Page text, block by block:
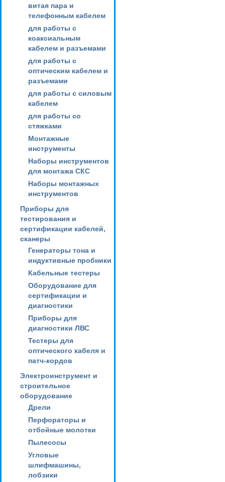
витая пара и
телефонным кабелем
для работы с
коаксиальным
кабелем и разъемами
для работы с
оптическим кабелем и
разъемами
для работы с силовым
кабелем
для работы со
стяжками
Монтажные
инструменты
Наборы инструментов
для монтажа СКС
Наборы монтажных
инструментов
Приборы для
тестирования и
сертификации кабелей,
сканеры
Генераторы тона и
индуктивные пробники
Кабельные тестеры
Оборудование для
сертификации и
диагностики
Приборы для
диагностики ЛВС
Тестеры для
оптического кабеля и
патч-кордов
Электроинструмент и
строительное
оборудование
Дрели
Перфораторы и
отбойные молотки
Пылесосы
Угловые
шлифмашины,
лобзики